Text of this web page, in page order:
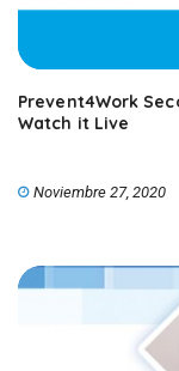
Prevent4Work
Watch it Live
Noviembre 27, 2020